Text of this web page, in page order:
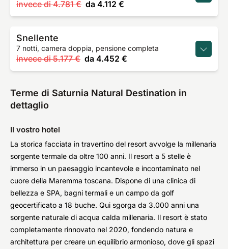
invece di 4.781 € da 4.112 €
Snellente
7 notti, camera doppia, pensione completa
invece di 5.177 € da 4.452 €
Terme di Saturnia Natural Destination in
dettaglio
Il vostro hotel
La storica facciata in travertino del resort avvolge la millenaria
sorgente termale da oltre 100 anni. Il resort a 5 stelle è
immerso in un paesaggio incantevole e incontaminato nel
cuore della Maremma toscana. Dispone di una clinica di
bellezza e SPA, bagni termali e un campo da golf
geocertificato a 18 buche. Qui sgorga da 3.000 anni una
sorgente naturale di acqua calda millenaria. Il resort è stato
completamente rinnovato nel 2020, fondendo natura e
architettura per creare un equilibrio armonioso, dove gli spazi